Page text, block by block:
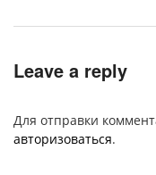
Leave a reply
Для отправки
авторизоваться.